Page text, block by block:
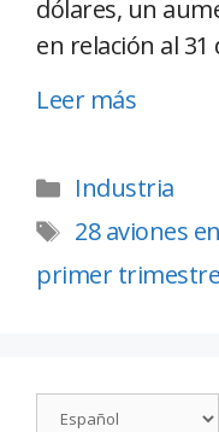
dólares, un
en relación al 31
Leer más
Industria
28 aviones
primer